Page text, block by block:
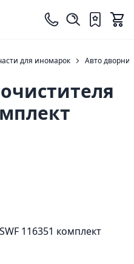
для иномарок Авто